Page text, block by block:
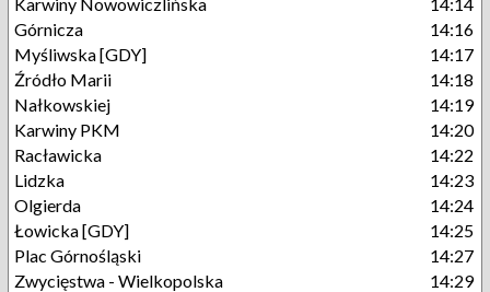
Górnicza
14:16
Myśliwska [GDY]
14:17
Źródło Marii
14:18
Nałkowskiej
14:19
Karwiny PKM
14:20
Racławicka
14:22
Lidzka
14:23
Olgierda
14:24
Łowicka [GDY]
14:25
Plac Górnośląski
14:27
Zwycięstwa - Wielkopolska
14:29